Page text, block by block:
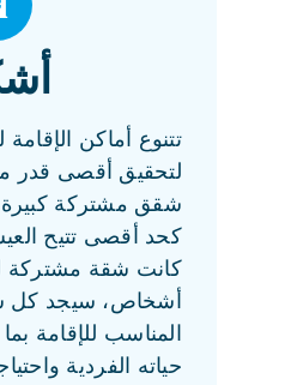
تتنوع أماكن
لتحقيق أقصى قدر
شقق مشتركة
كحد أقصى تتيح
كانت شقة
أشخاص، سيجد
المناسب للإقامة
حياته الفردية